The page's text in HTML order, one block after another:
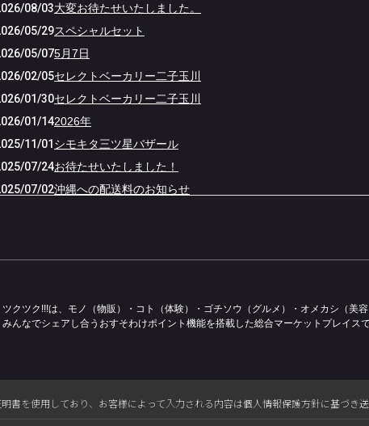
08/03大変お待たせいたしました。
05/29スペシャルセット
05/075月7日
02/05セレクトベーカリー二子玉川
01/30セレクトベーカリー二子玉川
01/142026年
11/01 シモキタ三ツ星バザール
07/24お待たせいたしました！
07/02沖縄への配送料のお知らせ
04/11SPセット
2025/03/08 商品紹介
2025/01/20商品紹介
ツクツク!!!は、モノ（物販）・コト（体験）・ゴチソウ（グルメ）・オメカシ（美
みんなでシェアし合うおすそわけポイント機能を搭載した総合マーケットプレイスで
書を使用しており、お客様によって入力される内容は個人情報保護方針に基づき